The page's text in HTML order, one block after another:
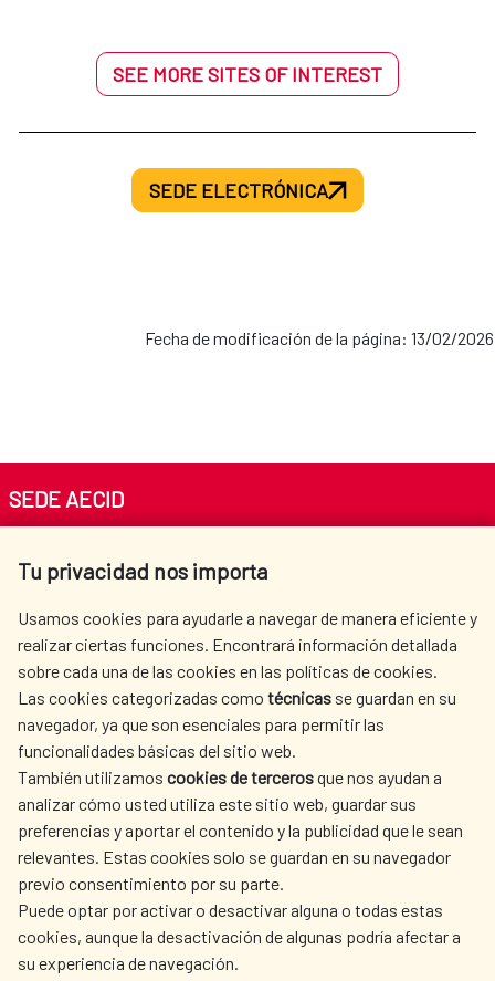
SEE MORE SITES OF INTEREST
SEDE ELECTRÓNICA
Fecha de modificación de la página: 13/02/2026
Tu privacidad nos importa
Usamos cookies para ayudarle a navegar de manera eficiente y
realizar ciertas funciones. Encontrará información detallada
sobre cada una de las cookies en las políticas de cookies.
Las cookies categorizadas como técnicas se guardan en su
navegador, ya que son esenciales para permitir las
funcionalidades básicas del sitio web.
También utilizamos cookies de tercerosque nos ayudan a
analizar cómo usted utiliza este sitio web, guardar sus
preferencias y aportar el contenido y la publicidad que le sean
relevantes. Estas cookies solo se guardan en su navegador
previo consentimiento por su parte.
Puede optar por activar o desactivar alguna o todas estas
cookies, aunque la desactivación de algunas podría afectar a
su experiencia de navegación.
SEDE AECID
Tel. +34 900 20 30 54​​​​​​​
AECID
WHERE DO WE COOPERATE?
SPANISH HUMANITARIAN
ACTION
PRESS ROOM
CULTURE AND SCIENCE LIBRARY
OUR SOCIAL MEDIA